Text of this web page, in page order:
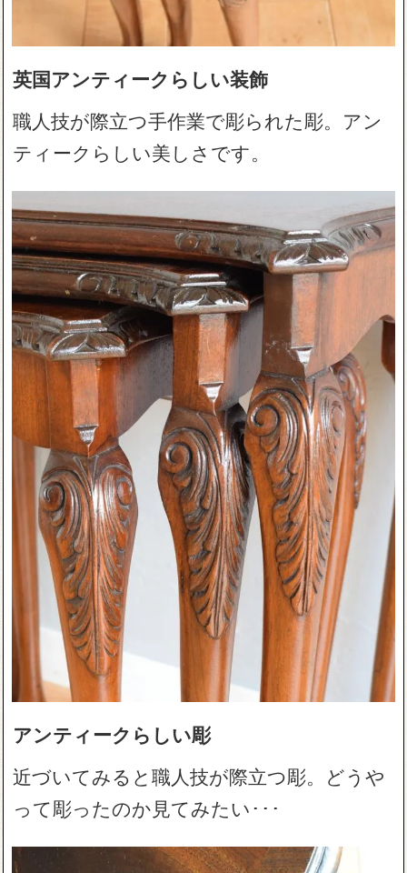
英国アンティークらしい装飾
職人技が際立つ手作業で彫られた彫。アン
ティークらしい美しさです。
アンティークらしい彫
近づいてみると職人技が際立つ彫。どうや
って彫ったのか見てみたい･･･